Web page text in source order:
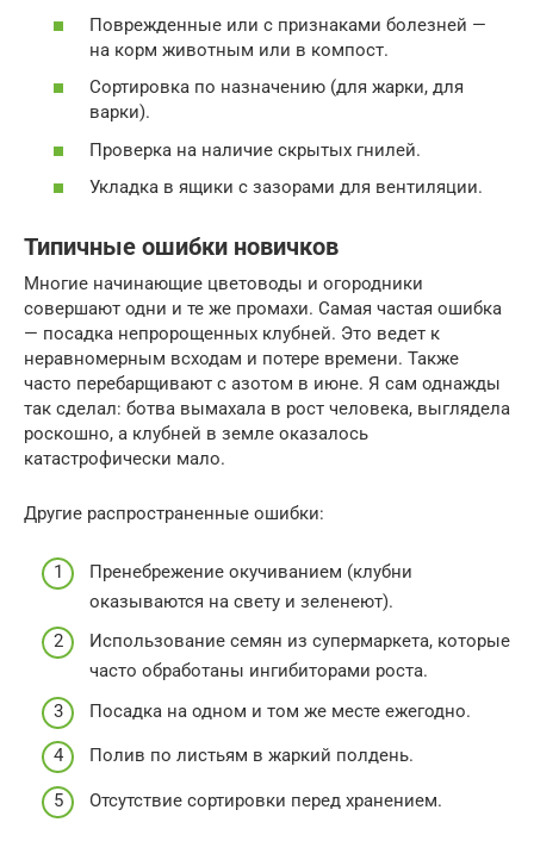
Поврежденные или с признаками болезней —
на корм животным или в компост.
Сортировка по назначению (для жарки, для
варки).
Проверка на наличие скрытых гнилей.
Укладка в ящики с зазорами для вентиляции.
Типичные ошибки новичков
Многие начинающие цветоводы и огородники
совершают одни и те же промахи. Самая частая ошибка
— посадка непророщенных клубней. Это ведет к
неравномерным всходам и потере времени. Также
часто перебарщивают с азотом в июне. Я сам однажды
так сделал: ботва вымахала в рост человека, выглядела
роскошно, а клубней в земле оказалось
катастрофически мало.
Другие распространенные ошибки:
Пренебрежение окучиванием (клубни
оказываются на свету и зеленеют).
Использование семян из супермаркета, которые
часто обработаны ингибиторами роста.
Посадка на одном и том же месте ежегодно.
Полив по листьям в жаркий полдень.
Отсутствие сортировки перед хранением.